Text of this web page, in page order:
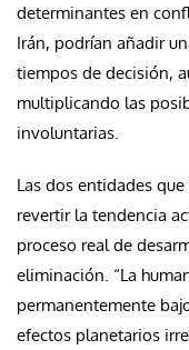
determinantes en
Irán, podrían añadir
tiempos de decisión,
multiplicando las
involuntarias.
Las dos entidades
revertir la tendencia
proceso real de
eliminación. “La
permanentemente
efectos planetarios